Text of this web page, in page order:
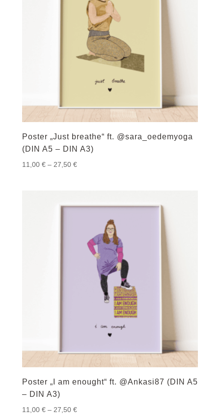
Poster „Just breathe“ ft. @sara_oedemyoga
(DIN A5 – DIN A3)
11,00 € – 27,50 €Preisspanne:
Poster „I am enought“ ft. @Ankasi87 (DIN A5
– DIN A3)
11,00 € – 27,50 €Preisspanne: